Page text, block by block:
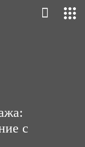
с